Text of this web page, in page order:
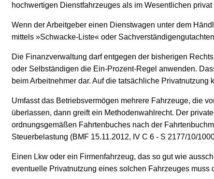
hochwertigen Dienstfahrzeuges als im Wesentlichen
Wenn der Arbeitgeber einen Dienstwagen unter dem
mittels »Schwacke-Liste« oder
Die Finanzverwaltung darf entgegen der bisherigen
oder Selbständigen die Ein-Prozent-Regel anwenden.
beim Arbeitnehmer dar. Auf die tatsächliche
Umfasst das Betriebsvermögen mehrere Fahrzeuge, die
überlassen, dann greift ein Methodenwahlrecht. Der
ordnungsgemäßen Fahrtenbuches nach der
Steuerbelastung (BMF 15.11.2012, IV C 6 - S 2177/10/
Einen Lkw oder ein Firmenfahrzeug, das so gut wie
eventuelle Privatnutzung eines solchen Fahrzeuges